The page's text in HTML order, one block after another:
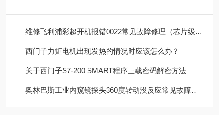
维修飞利浦彩超开机报错0022常见故障修理（芯片级修理）
西门子力矩电机出现发热的情况时应该怎么办？
关于西门子S7-200 SMART程序上载密码解密方法
奥林巴斯工业内窥镜探头360度转动没反应常见故障修理